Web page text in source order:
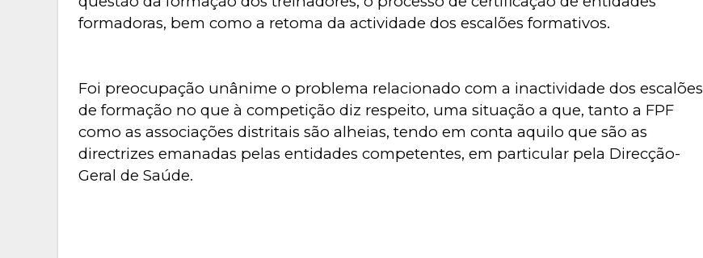
formadoras, bem como a retoma da actividade dos escalões formativos.
Foi preocupação unânime o problema relacionado com a inactividade dos escalões
de formação no que à competição diz respeito, uma situação a que, tanto a FPF
como as associações distritais são alheias, tendo em conta aquilo que são as
directrizes emanadas pelas entidades competentes, em particular pela Direcção-
Geral de Saúde.